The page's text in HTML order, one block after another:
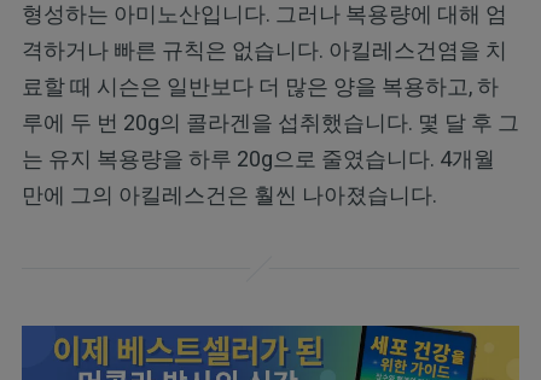
형성하는 아미노산입니다. 그러나 복용량에 대해 엄
격하거나 빠른 규칙은 없습니다. 아킬레스건염을 치
료할 때 시슨은 일반보다 더 많은 양을 복용하고, 하
루에 두 번 20g의 콜라겐을 섭취했습니다. 몇 달 후 그
는 유지 복용량을 하루 20g으로 줄였습니다. 4개월
만에 그의 아킬레스건은 훨씬 나아졌습니다.